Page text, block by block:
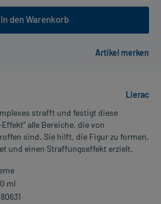
In den Warenkorb
Lierac
strafft und festigt diese
alle Bereiche, die von
sind. Sie hilft, die Figur zu formen,
und einen Straffungseffekt erzielt.
ml